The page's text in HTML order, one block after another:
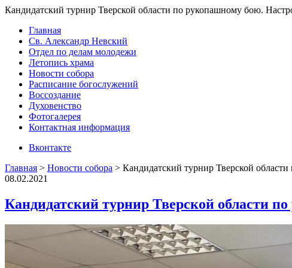
Кандидатский турнир Тверской области по рукопашному бою.
Главная
Св. Александр Невский
Отдел по делам молодежи
Летопись храма
Новости собора
Расписание богослужений
Воссоздание
Духовенство
Фотогалерея
Контактная информация
Вконтакте
Главная > Новости собора > Кандидатский турнир Тверской
08.02.2021
Кандидатский турнир Тверской области